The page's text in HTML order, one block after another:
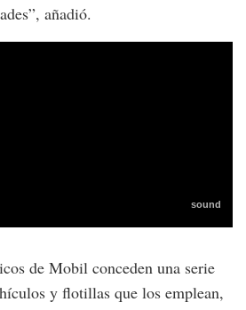
añadió.
de Mobil conceden una serie
y flotillas que los emplean,